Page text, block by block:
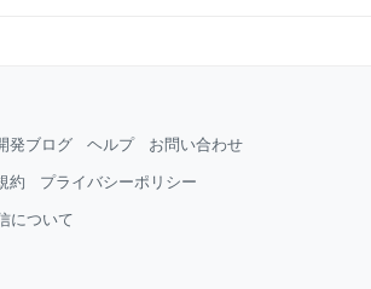
発ブログ ヘルプ お問い合わせ
約 プライバシーポリシー
について